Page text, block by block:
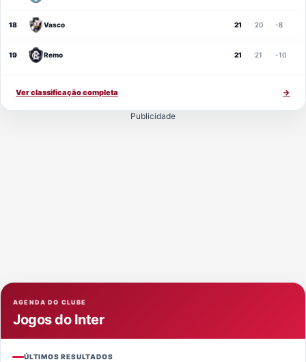
18 Vasco 21 20 -8
19 Remo 21 21 -10
Ver classificação completa →
Publicidade
AGENDA DO CLUBE
Jogos do Inter
ÚLTIMOS RESULTADOS